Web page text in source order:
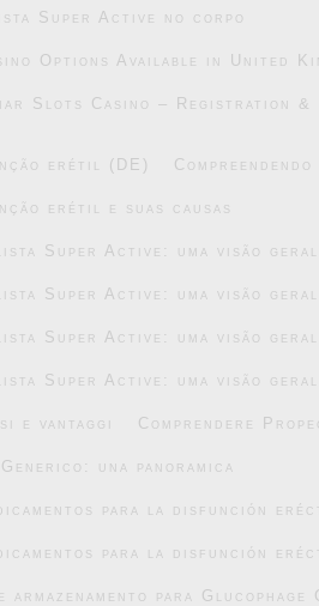
Super Active no corpo
Options Available in United
Slots Casino – Registration &
erétil (DE)
erétil e suas causas
Super Active: uma visão geral
Super Active: uma visão geral
Super Active: uma visão geral
Super Active: uma visão geral
e vantaggi Comprendere
una panoramica
para la disfunción
para la disfunción
armazenamento para Glucophage